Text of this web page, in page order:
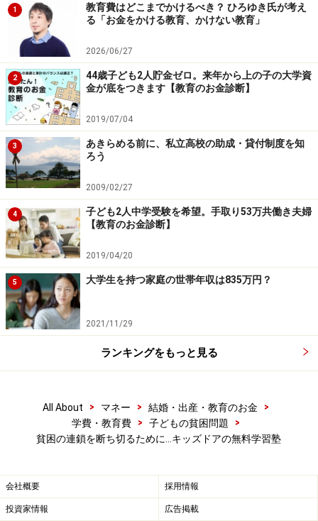
学生まで縦断的にその時期に応じた必要な支援を積極的
に行っています。
小学生：学校・学童、児童福祉施設、地域での無料の学
習支援
中学生：高校受験対策講座［タダゼミ］と進学意欲向上
ワーク
高校生：大学受験対策講座［ガチゼミ］
大学生：自立した社会人をめざすキャリア教育、大学生
ボランティアの採用
また、学習会だけでなく、「教育費準備・教育相談」
「食料（健康）支援・家計相談」などの窓口となり、関
係専門機関へつなぐという大きな役割も果たされていま
す。
1
教育費はどこまでかけるべき？ ひろゆき氏が考え
る「お金をかける教育、かけない教育」
2026/06/27
2
44歳子ども2人貯金ゼロ。来年から上の子の大学資
金が底をつきます【教育のお金診断】
2019/07/04
3
あきらめる前に、私立高校の助成・貸付制度を知
ろう
2009/02/27
4
子ども2人中学受験を希望。手取り53万共働き夫婦
【教育のお金診断】
2019/04/20
5 大学生を持つ家庭の世帯年収は835万円？
2021/11/29
ランキングをもっと見る
All About > マネー > 結婚・出産・教育のお金
>
学費・教育費
> 子どもの貧困問題
>
貧困の連鎖を断ち切るために…キッズドアの無料学習塾
会社概要 採用情報
投資家情報 広告掲載